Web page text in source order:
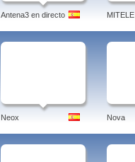
Antena3 en directo MITELE
Neox Nova